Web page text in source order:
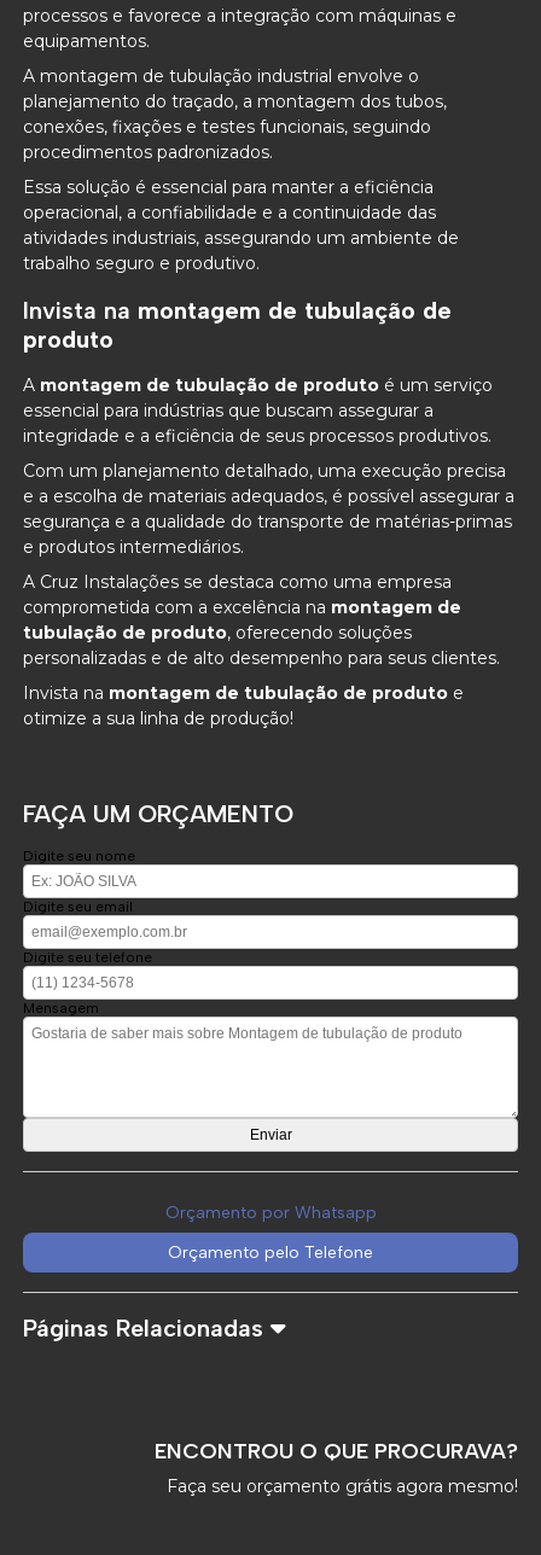
processos e favorece a integração com máquinas e
equipamentos.
A montagem de tubulação industrial envolve o
planejamento do traçado, a montagem dos tubos,
conexões, fixações e testes funcionais, seguindo
procedimentos padronizados.
Essa solução é essencial para manter a eficiência
operacional, a confiabilidade e a continuidade das
atividades industriais, assegurando um ambiente de
trabalho seguro e produtivo.
Invista na montagem de tubulação de
produto
A montagem de tubulação de produto é um serviço
essencial para indústrias que buscam assegurar a
integridade e a eficiência de seus processos produtivos.
Com um planejamento detalhado, uma execução precisa
e a escolha de materiais adequados, é possível assegurar a
segurança e a qualidade do transporte de matérias-primas
e produtos intermediários.
A Cruz Instalações se destaca como uma empresa
comprometida com a excelência na montagem de
tubulação de produto, oferecendo soluções
personalizadas e de alto desempenho para seus clientes.
Invista na montagem de tubulação de produto e
otimize a sua linha de produção!
FAÇA UM ORÇAMENTO
Digite seu nome
Digite seu email
Digite seu telefone
Mensagem
Orçamento por Whatsapp
Orçamento pelo Telefone
Páginas Relacionadas
ENCONTROU O QUE PROCURAVA?
Faça seu orçamento grátis agora mesmo!